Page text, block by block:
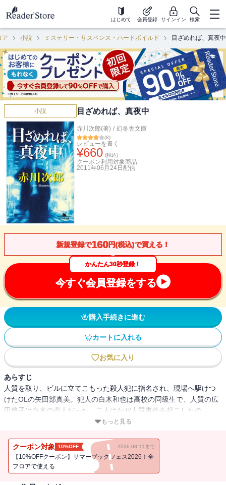
はじめて 会員登録 サインイン 検索
ア 小説 ミステリー・サスペンス・ハードボイルド 目ざめれば、真夜中
小説 目ざめれば、真夜中
赤川次郎(著) / 幻冬舎文庫
(8)
レビューを書く
¥660 (税込)
クーポン利用対象商品
2011年06月24日 配信
新規登録で160円(税込)で買える！
かんたん30秒登録！
今すぐ会員登録をする
購入手続きに進む
カートに入れる
お気に入り
あらすじ
人質を取り、ビルに立てこもった殺人犯に指名され、現場へ駆けつ
けたOLの矢田部真美。犯人の白木和也は高校の同級生で、人質の広
田悠子は白木の恋人だった。二人はなぜ人質事件を起こしたの
か？ 真相が明かされる前に、白木は警察に射殺されてしまう。真
が待っていた。
もっと見る
クーポン対象 10%OFF 2026.08.11まで
【10%OFFクーポン】サマーブックフェス2026！全
フロアで使える